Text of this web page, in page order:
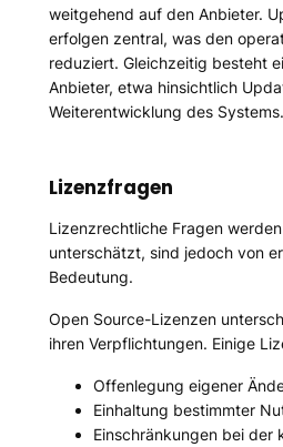
weitgehend auf den Anbieter.
erfolgen zentral, was den
reduziert. Gleichzeitig besteht
Anbieter, etwa hinsichtlich
Weiterentwicklung des Systems.
Lizenzfragen
Lizenzrechtliche Fragen
unterschätzt, sind jedoch von
Bedeutung.
Open Source-Lizenzen
ihren Verpflichtungen. Einige
Offenlegung eigener
Einhaltung bestimmter
Einschränkungen bei der